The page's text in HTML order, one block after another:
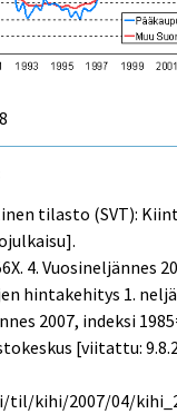
tilasto (SVT):
4. Vuosineljännes
hintakehitys 1.
2007, indeksi
[viitattu:
kihi/2007/04/